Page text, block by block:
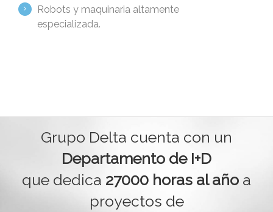
Robots y maquinaria altamente
especializada.
Grupo Delta cuenta con un
Departamento de I+D
que dedica 27000 horas al año a
proyectos de